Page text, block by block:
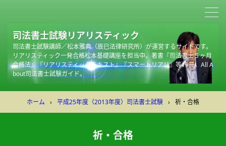
司法書士試験リアリスティック
司法書士試験講師／松本雅典（辰已法律研究所）が運営するサイトです。
リアリスティック一発合格松本基礎講座を担当中。著書『司法書士５ヶ月
合格法』『リアリスティックテキスト』『スマートリアリ』等19冊。All A
bout司法書士試験ガイド。
ホーム › 平成25年度（2013年度）司法書士試験 › 祈・合格
祈・合格